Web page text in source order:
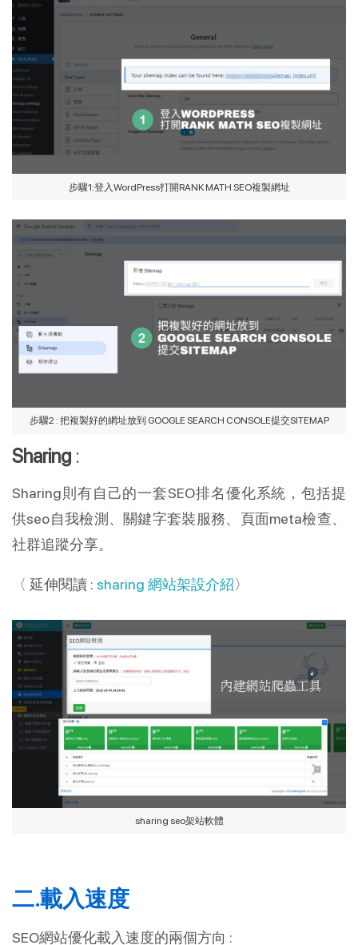
步驟1:登入WordPress打開RANK MATH SEO複製網址
步驟2 : 把複製好的網址放到 GOOGLE SEARCH CONSOLE提交SITEMAP
Sharing :
Sharing則有自己的一套SEO排名優化系統，包括提
供seo自我檢測、關鍵字套裝服務、頁面meta檢查、
社群追蹤分享。
〈 延伸閱讀 : sharing 網站架設介紹〉
sharing seo架站軟體
二.載入速度
SEO網站優化載入速度的兩個方向 :